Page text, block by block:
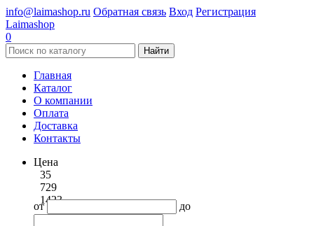
info@laimashop.ru Обратная связь Вход Регистрация
Laimashop
0
Найти
Главная
Каталог
О компании
Оплата
Доставка
Контакты
Цена
35
729
1423
от до